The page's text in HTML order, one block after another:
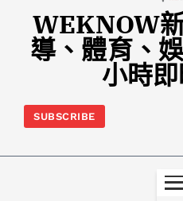
WEKNOW
導、體育、
小時
SUBSCRIBE